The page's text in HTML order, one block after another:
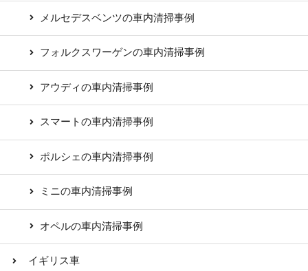
メルセデスベンツの車内清掃事例
フォルクスワーゲンの車内清掃事例
アウディの車内清掃事例
スマートの車内清掃事例
ポルシェの車内清掃事例
ミニの車内清掃事例
オペルの車内清掃事例
イギリス車